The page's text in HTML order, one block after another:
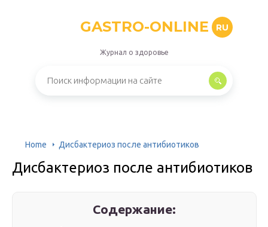
GASTRO-ONLINE RU
Журнал о здоровье
Home Дисбактериоз после антибиотиков
Дисбактериоз после антибиотиков
Содержание: